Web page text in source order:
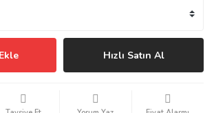
Hızlı Satın Al